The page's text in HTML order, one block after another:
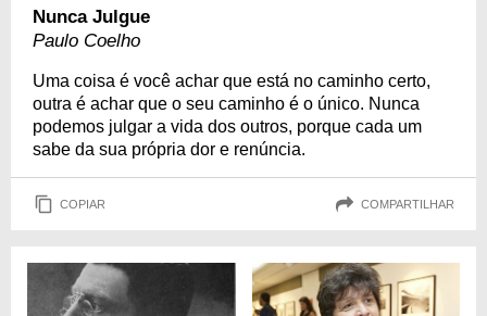
Nunca Julgue
Paulo Coelho
Uma coisa é você achar que está no caminho certo,
outra é achar que o seu caminho é o único. Nunca
podemos julgar a vida dos outros, porque cada um
sabe da sua própria dor e renúncia.
COPIAR COMPARTILHAR